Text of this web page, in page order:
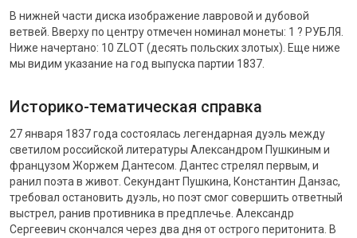
В нижней части диска изображение лавровой и дубовой
ветвей. Вверху по центру отмечен номинал монеты: 1 ? РУБЛЯ.
Ниже начертано: 10 ZLOT (десять польских злотых). Еще ниже
мы видим указание на год выпуска партии 1837.
Историко-тематическая справка
27 января 1837 года состоялась легендарная дуэль между
светилом российской литературы Александром Пушкиным и
французом Жоржем Дантесом. Дантес стрелял первым, и
ранил поэта в живот. Секундант Пушкина, Константин Данзас,
требовал остановить дуэль, но поэт смог совершить ответный
выстрел, ранив противника в предплечье. Александр
Сергеевич скончался через два дня от острого перитонита. В